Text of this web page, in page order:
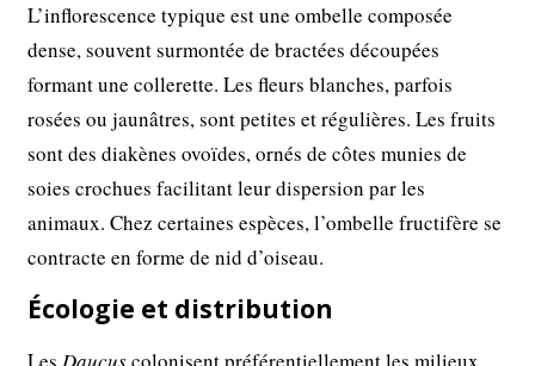
L’inflorescence typique est une ombelle composée
dense, souvent surmontée de bractées découpées
formant une collerette. Les fleurs blanches, parfois
rosées ou jaunâtres, sont petites et régulières. Les fruits
sont des diakènes ovoïdes, ornés de côtes munies de
soies crochues facilitant leur dispersion par les
animaux. Chez certaines espèces, l’ombelle fructifère se
contracte en forme de nid d’oiseau.
Écologie et distribution